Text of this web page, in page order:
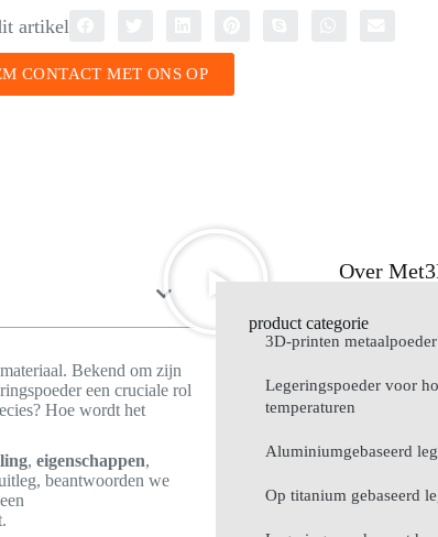
artikel
CONTACT MET ONS OP
Bekend om zijn
een cruciale rol
Hoe wordt het
,eigenschappen,
beantwoorden we
Over
product categorie
3D-printen metaalpoeder
Legeringspoeder voor
temperaturen
Aluminiumgebaseerd
Op titanium gebaseerd